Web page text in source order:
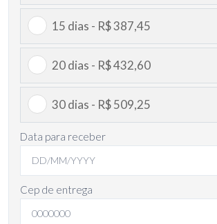
15 dias - R$ 387,45
20 dias - R$ 432,60
30 dias - R$ 509,25
Data para receber
Cep de entrega